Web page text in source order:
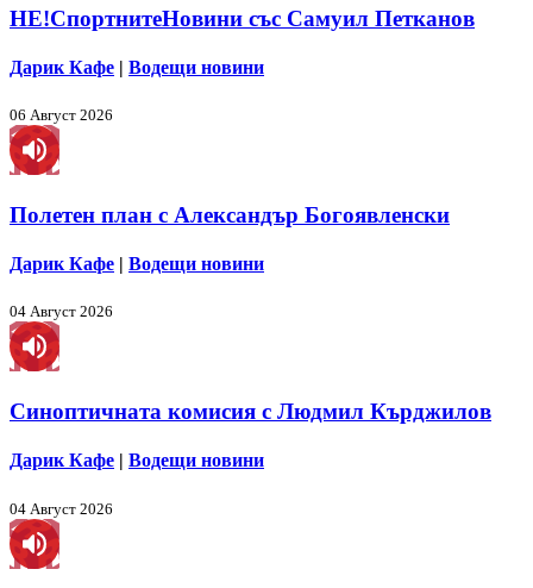
НЕ!СпортнитеНовини със Самуил Петканов
Дарик Кафе | Водещи новини
06 Август 2026
Полетен план с Александър Богоявленски
Дарик Кафе | Водещи новини
04 Август 2026
Синоптичната комисия с Людмил Кърджилов
Дарик Кафе | Водещи новини
04 Август 2026